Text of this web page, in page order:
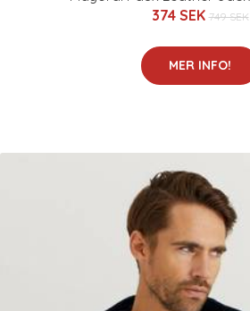
374 SEK 749 SEK
MER INFO!